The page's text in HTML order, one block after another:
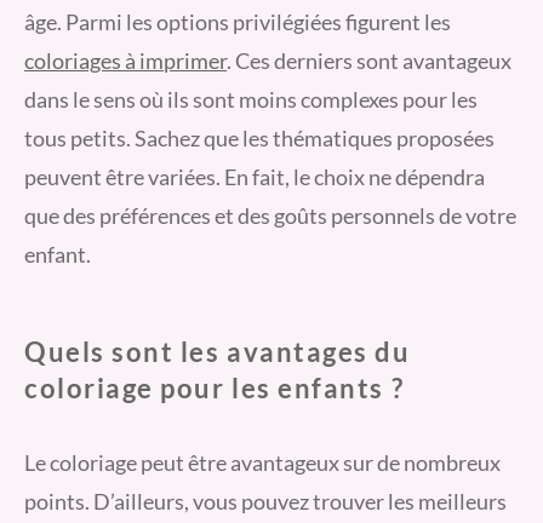
âge. Parmi les options privilégiées figurent les
coloriages à imprimer. Ces derniers sont avantageux
dans le sens où ils sont moins complexes pour les
tous petits. Sachez que les thématiques proposées
peuvent être variées. En fait, le choix ne dépendra
que des préférences et des goûts personnels de votre
enfant.
Quels sont les avantages du
coloriage pour les enfants ?
Le coloriage peut être avantageux sur de nombreux
points. D’ailleurs, vous pouvez trouver les meilleurs